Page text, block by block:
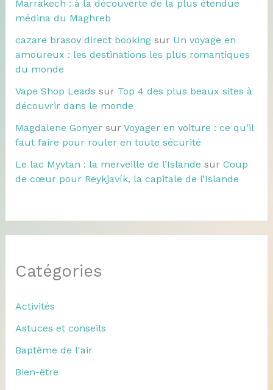
Marrakech : à la découverte de la plus étendue
médina du Maghreb
cazare brasov direct bookingsur Un voyage en
amoureux : les destinations les plus romantiques
du monde
Vape Shop Leads sur Top 4 des plus beaux sites à
découvrir dans le monde
Magdalene Gonyersur Voyager en voiture : ce qu’il
faut faire pour rouler en toute sécurité
Le lac Myvtan : la merveille de l’Islande sur Coup
de cœur pour Reykjavík, la capitale de l’Islande
Catégories
Activités
Astuces et conseils
Baptême de l'air
Bien-être